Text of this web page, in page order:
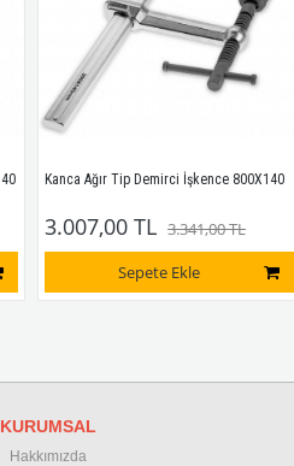
Kanca Ağır Tip Demirci İşkence 800X140
3.007,00 TL 3.341,00 TL
Sepete Ekle
KURUMSAL
Hakkımızda